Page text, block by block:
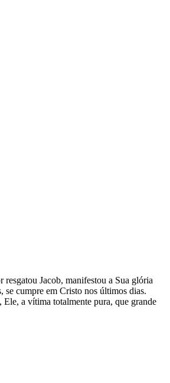
Jacob, manifestou a Sua glória
se cumpre em Cristo nos últimos dias.
a vítima totalmente pura, que grande